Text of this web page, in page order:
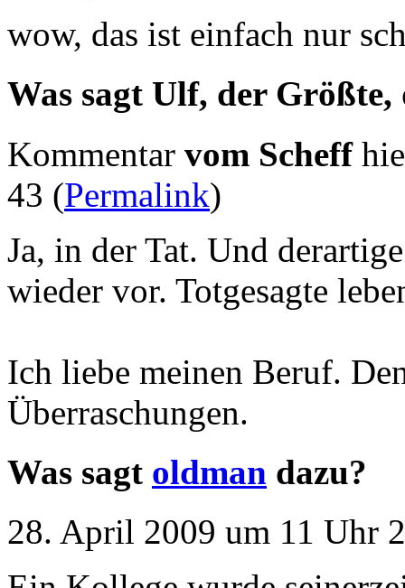
wow, das ist einfach nur
Was sagt Ulf, der Größte,
Kommentar vom Scheff
43 (Permalink)
Ja, in der Tat. Und
wieder vor. Totgesagte
Ich liebe meinen Beruf.
Überraschungen.
Was sagt oldman dazu?
28. April 2009 um 11 Uhr